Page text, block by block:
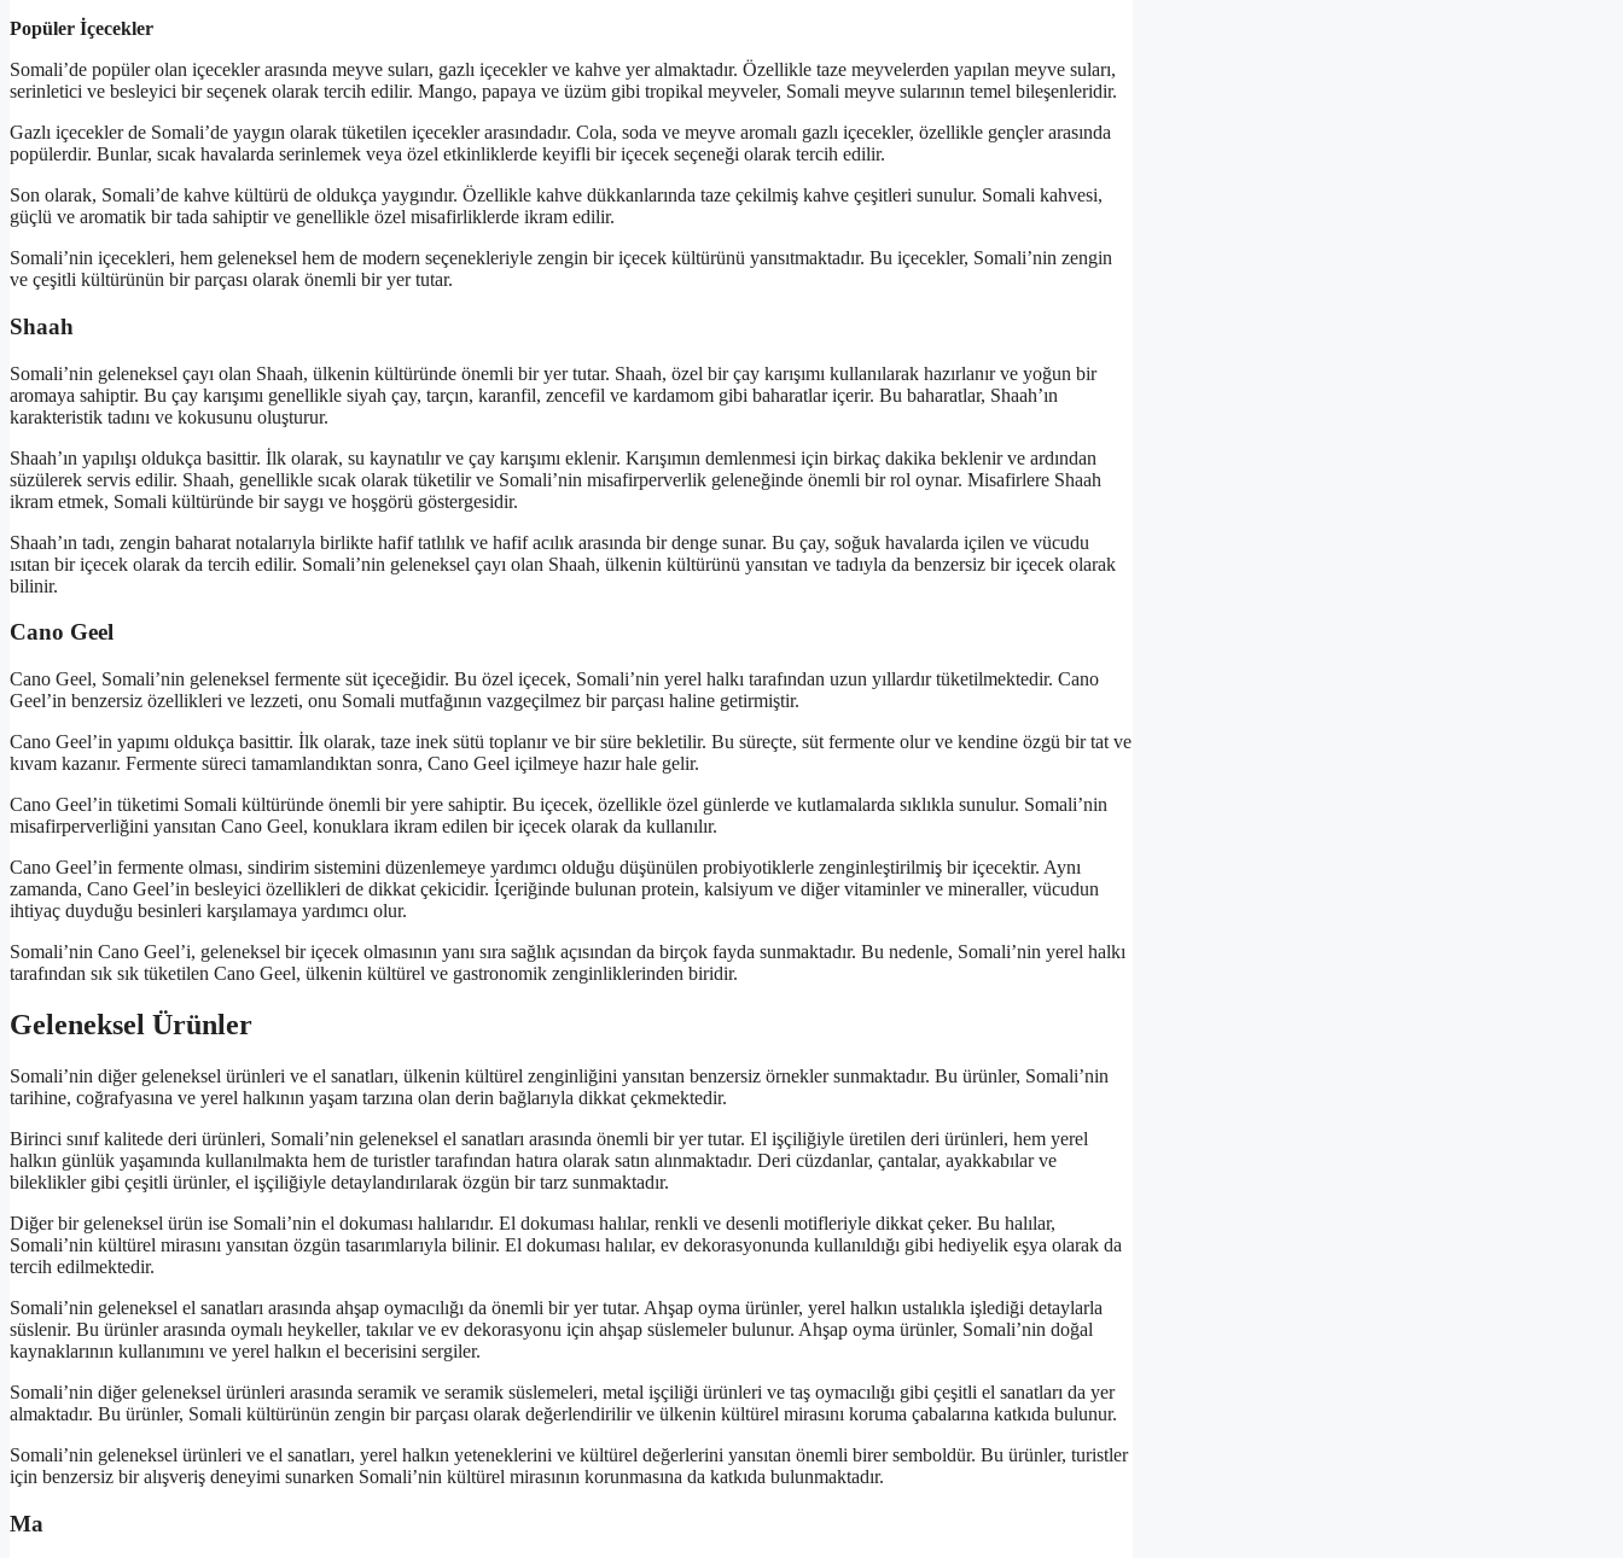
Popüler İçecekler
Somali’de popüler olan içecekler arasında meyve suları, gazlı içecekler ve kahve yer almaktadır. Özellikle taze meyvelerden yapılan meyve suları,
serinletici ve besleyici bir seçenek olarak tercih edilir. Mango, papaya ve üzüm gibi tropikal meyveler, Somali meyve sularının temel bileşenleridir.
Gazlı içecekler de Somali’de yaygın olarak tüketilen içecekler arasındadır. Cola, soda ve meyve aromalı gazlı içecekler, özellikle gençler arasında
popülerdir. Bunlar, sıcak havalarda serinlemek veya özel etkinliklerde keyifli bir içecek seçeneği olarak tercih edilir.
Son olarak, Somali’de kahve kültürü de oldukça yaygındır. Özellikle kahve dükkanlarında taze çekilmiş kahve çeşitleri sunulur. Somali kahvesi,
güçlü ve aromatik bir tada sahiptir ve genellikle özel misafirliklerde ikram edilir.
Somali’nin içecekleri, hem geleneksel hem de modern seçenekleriyle zengin bir içecek kültürünü yansıtmaktadır. Bu içecekler, Somali’nin zengin
ve çeşitli kültürünün bir parçası olarak önemli bir yer tutar.
Shaah
Somali’nin geleneksel çayı olan Shaah, ülkenin kültüründe önemli bir yer tutar. Shaah, özel bir çay karışımı kullanılarak hazırlanır ve yoğun bir
aromaya sahiptir. Bu çay karışımı genellikle siyah çay, tarçın, karanfil, zencefil ve kardamom gibi baharatlar içerir. Bu baharatlar, Shaah’ın
karakteristik tadını ve kokusunu oluşturur.
Shaah’ın yapılışı oldukça basittir. İlk olarak, su kaynatılır ve çay karışımı eklenir. Karışımın demlenmesi için birkaç dakika beklenir ve ardından
süzülerek servis edilir. Shaah, genellikle sıcak olarak tüketilir ve Somali’nin misafirperverlik geleneğinde önemli bir rol oynar. Misafirlere Shaah
ikram etmek, Somali kültüründe bir saygı ve hoşgörü göstergesidir.
Shaah’ın tadı, zengin baharat notalarıyla birlikte hafif tatlılık ve hafif acılık arasında bir denge sunar. Bu çay, soğuk havalarda içilen ve vücudu
ısıtan bir içecek olarak da tercih edilir. Somali’nin geleneksel çayı olan Shaah, ülkenin kültürünü yansıtan ve tadıyla da benzersiz bir içecek olarak
bilinir.
Cano Geel
Cano Geel, Somali’nin geleneksel fermente süt içeceğidir. Bu özel içecek, Somali’nin yerel halkı tarafından uzun yıllardır tüketilmektedir. Cano
Geel’in benzersiz özellikleri ve lezzeti, onu Somali mutfağının vazgeçilmez bir parçası haline getirmiştir.
Cano Geel’in yapımı oldukça basittir. İlk olarak, taze inek sütü toplanır ve bir süre bekletilir. Bu süreçte, süt fermente olur ve kendine özgü bir tat ve
kıvam kazanır. Fermente süreci tamamlandıktan sonra, Cano Geel içilmeye hazır hale gelir.
Cano Geel’in tüketimi Somali kültüründe önemli bir yere sahiptir. Bu içecek, özellikle özel günlerde ve kutlamalarda sıklıkla sunulur. Somali’nin
misafirperverliğini yansıtan Cano Geel, konuklara ikram edilen bir içecek olarak da kullanılır.
Cano Geel’in fermente olması, sindirim sistemini düzenlemeye yardımcı olduğu düşünülen probiyotiklerle zenginleştirilmiş bir içecektir. Aynı
zamanda, Cano Geel’in besleyici özellikleri de dikkat çekicidir. İçeriğinde bulunan protein, kalsiyum ve diğer vitaminler ve mineraller, vücudun
ihtiyaç duyduğu besinleri karşılamaya yardımcı olur.
Somali’nin Cano Geel’i, geleneksel bir içecek olmasının yanı sıra sağlık açısından da birçok fayda sunmaktadır. Bu nedenle, Somali’nin yerel halkı
tarafından sık sık tüketilen Cano Geel, ülkenin kültürel ve gastronomik zenginliklerinden biridir.
Geleneksel Ürünler
Somali’nin diğer geleneksel ürünleri ve el sanatları, ülkenin kültürel zenginliğini yansıtan benzersiz örnekler sunmaktadır. Bu ürünler, Somali’nin
tarihine, coğrafyasına ve yerel halkının yaşam tarzına olan derin bağlarıyla dikkat çekmektedir.
Birinci sınıf kalitede deri ürünleri, Somali’nin geleneksel el sanatları arasında önemli bir yer tutar. El işçiliğiyle üretilen deri ürünleri, hem yerel
halkın günlük yaşamında kullanılmakta hem de turistler tarafından hatıra olarak satın alınmaktadır. Deri cüzdanlar, çantalar, ayakkabılar ve
bileklikler gibi çeşitli ürünler, el işçiliğiyle detaylandırılarak özgün bir tarz sunmaktadır.
Diğer bir geleneksel ürün ise Somali’nin el dokuması halılarıdır. El dokuması halılar, renkli ve desenli motifleriyle dikkat çeker. Bu halılar,
Somali’nin kültürel mirasını yansıtan özgün tasarımlarıyla bilinir. El dokuması halılar, ev dekorasyonunda kullanıldığı gibi hediyelik eşya olarak da
tercih edilmektedir.
Somali’nin geleneksel el sanatları arasında ahşap oymacılığı da önemli bir yer tutar. Ahşap oyma ürünler, yerel halkın ustalıkla işlediği detaylarla
süslenir. Bu ürünler arasında oymalı heykeller, takılar ve ev dekorasyonu için ahşap süslemeler bulunur. Ahşap oyma ürünler, Somali’nin doğal
kaynaklarının kullanımını ve yerel halkın el becerisini sergiler.
Somali’nin diğer geleneksel ürünleri arasında seramik ve seramik süslemeleri, metal işçiliği ürünleri ve taş oymacılığı gibi çeşitli el sanatları da yer
almaktadır. Bu ürünler, Somali kültürünün zengin bir parçası olarak değerlendirilir ve ülkenin kültürel mirasını koruma çabalarına katkıda bulunur.
Somali’nin geleneksel ürünleri ve el sanatları, yerel halkın yeteneklerini ve kültürel değerlerini yansıtan önemli birer semboldür. Bu ürünler, turistler
için benzersiz bir alışveriş deneyimi sunarken Somali’nin kültürel mirasının korunmasına da katkıda bulunmaktadır.
Ma